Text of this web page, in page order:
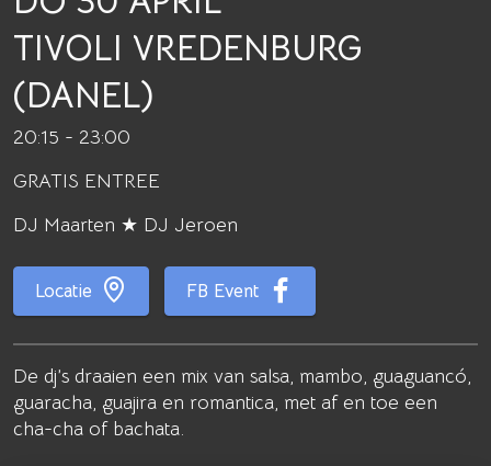
TIVOLI VREDENBURG
(DANEL)
20:15 - 23:00
GRATIS ENTREE
DJ Maarten ★ DJ Jeroen
Locatie FB Event
De dj’s draaien een mix van salsa, mambo, guaguancó,
guaracha, guajira en romantica, met af en toe een
cha-cha of bachata.